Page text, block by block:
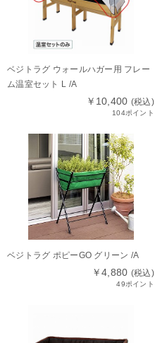
ベジトラグ ウォールハガー用 フレー
ム温室セット L /A
￥10,400 (税込)
104ポイント
ベジトラグ ポピーGO グリーン /A
￥4,880 (税込)
49ポイント